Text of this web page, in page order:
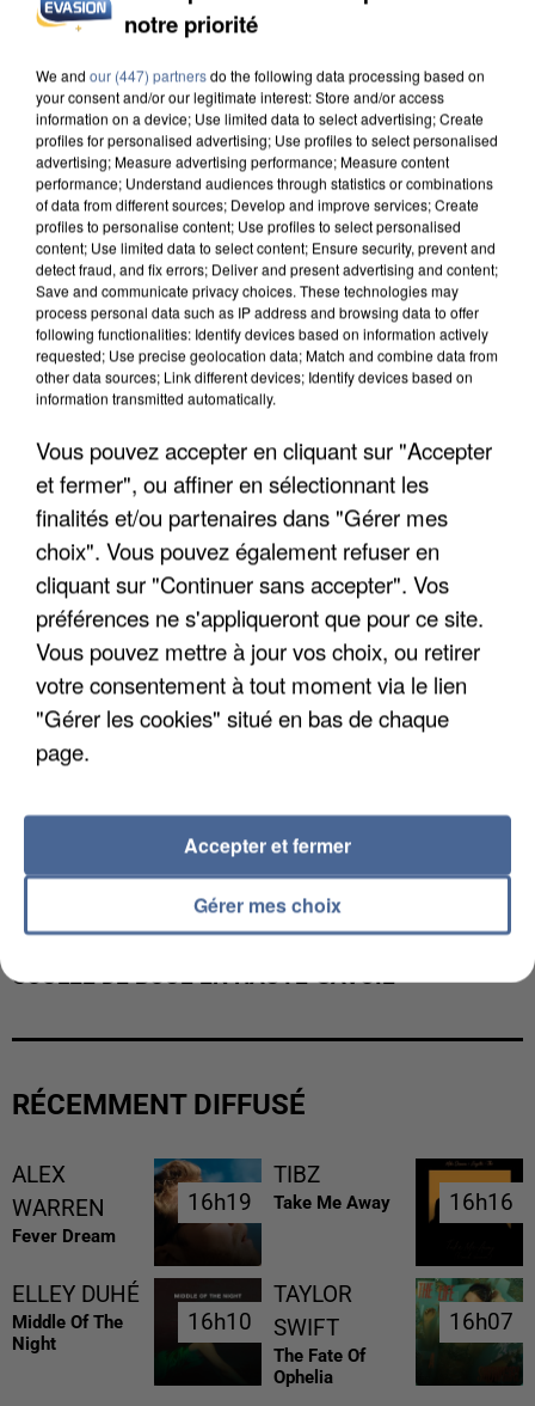
L’UN DES FONDATEURS SUPPOSÉS DE LA DZ
UN SECOND CADRE DE LA DZ MAFIA
INTERPELLÉ EN ALGÉRIE
COULÉE DE BOUE EN HAUTE-SAVOIE
RÉCEMMENT DIFFUSÉ
ALEX
WARREN
Fever Dream
16h19
16h19
TIBZ
Take Me Away 16h16
16h16
ELLEY DUHÉ
Middle Of The
Night
16h10
16h10
TAYLOR
SWIFT
The Fate Of
Ophelia
16h07
16h07
notre priorité
We and our (447) partnersdo the following data processing based on
your consent and/or our legitimate interest: Store and/or access
information on a device; Use limited data to select advertising; Create
profiles for personalised advertising; Use profiles to select personalised
advertising; Measure advertising performance; Measure content
performance; Understand audiences through statistics or combinations
of data from different sources; Develop and improve services; Create
profiles to personalise content; Use profiles to select personalised
content; Use limited data to select content; Ensure security, prevent and
detect fraud, and fix errors; Deliver and present advertising and content;
Save and communicate privacy choices. These technologies may
process personal data such as IP address and browsing data to offer
following functionalities: Identify devices based on information actively
requested; Use precise geolocation data; Match and combine data from
other data sources; Link different devices; Identify devices based on
information transmitted automatically.
Vous pouvez accepter en cliquant sur "Accepter
et fermer", ou affiner en sélectionnant les
finalités et/ou partenaires dans "Gérer mes
choix". Vous pouvez également refuser en
cliquant sur "Continuer sans accepter". Vos
préférences ne s'appliqueront que pour ce site.
Vous pouvez mettre à jour vos choix, ou retirer
votre consentement à tout moment via le lien
"Gérer les cookies" situé en bas de chaque
page.
Gérer mes choix
Accepter et fermer